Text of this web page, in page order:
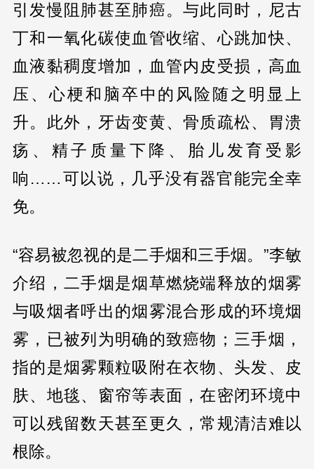
引发慢阻肺甚至肺癌。与此同时，尼古
丁和一氧化碳使血管收缩、心跳加快、
血液黏稠度增加，血管内皮受损，高血
压、心梗和脑卒中的风险随之明显上
升。此外，牙齿变黄、骨质疏松、胃溃
疡、精子质量下降、胎儿发育受影
响……可以说，几乎没有器官能完全幸
免。
“容易被忽视的是二手烟和三手烟。”李敏
介绍，二手烟是烟草燃烧端释放的烟雾
与吸烟者呼出的烟雾混合形成的环境烟
雾，已被列为明确的致癌物；三手烟，
指的是烟雾颗粒吸附在衣物、头发、皮
肤、地毯、窗帘等表面，在密闭环境中
可以残留数天甚至更久，常规清洁难以
根除。